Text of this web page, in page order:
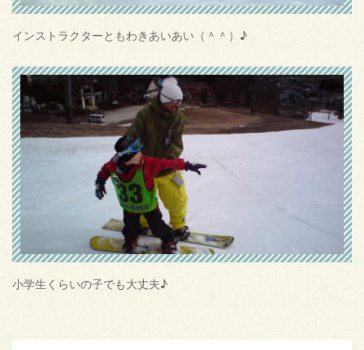
インストラクターともわきあいあい（＾＾）♪
小学生くらいの子でも大丈夫♪